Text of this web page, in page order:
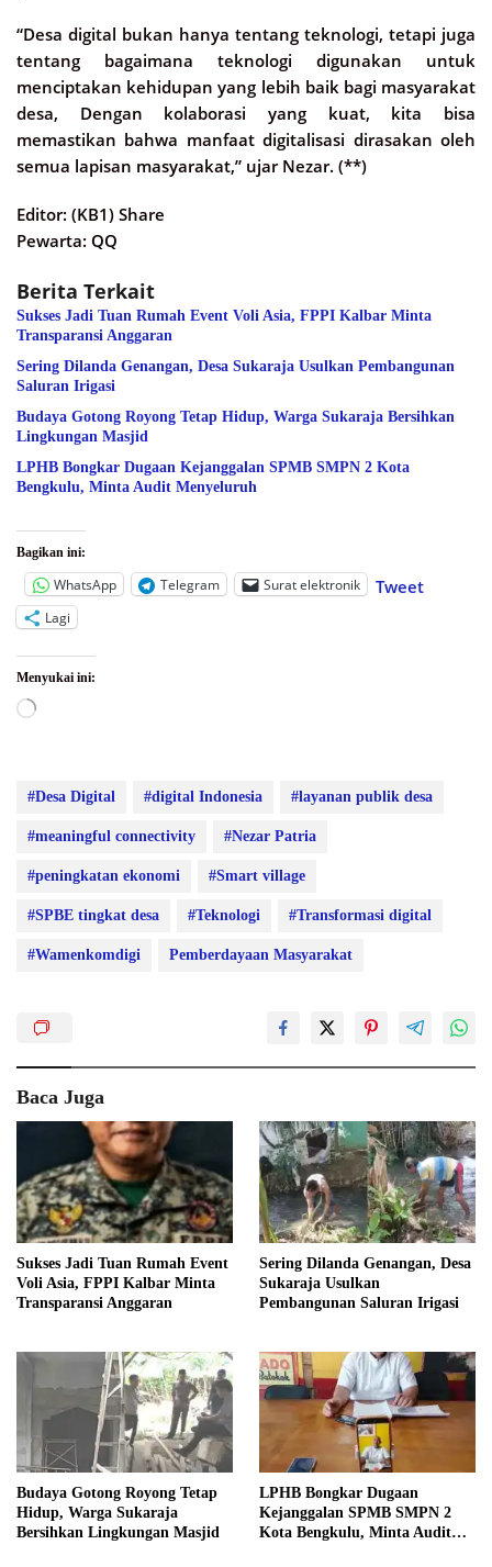
“Desa digital bukan hanya tentang teknologi, tetapi juga
tentang bagaimana teknologi digunakan untuk
menciptakan kehidupan yang lebih baik bagi masyarakat
desa, Dengan kolaborasi yang kuat, kita bisa
memastikan bahwa manfaat digitalisasi dirasakan oleh
semua lapisan masyarakat,” ujar Nezar. (**)
Editor: (KB1) Share
Pewarta: QQ
Berita Terkait
Sukses Jadi Tuan Rumah Event Voli Asia, FPPI Kalbar Minta
Transparansi Anggaran
Sering Dilanda Genangan, Desa Sukaraja Usulkan Pembangunan
Saluran Irigasi
Budaya Gotong Royong Tetap Hidup, Warga Sukaraja Bersihkan
Lingkungan Masjid
LPHB Bongkar Dugaan Kejanggalan SPMB SMPN 2 Kota
Bengkulu, Minta Audit Menyeluruh
Bagikan ini:
WhatsApp Telegram Surat elektronik Tweet
Lagi
Menyukai ini:
Memuat...
#Desa Digital #digital Indonesia #layanan publik desa
#meaningful connectivity #Nezar Patria
#peningkatan ekonomi #Smart village
#SPBE tingkat desa #Teknologi #Transformasi digital
#Wamenkomdigi Pemberdayaan Masyarakat
Baca Juga
Sukses Jadi Tuan Rumah Event
Voli Asia, FPPI Kalbar Minta
Transparansi Anggaran
Sering Dilanda Genangan, Desa
Sukaraja Usulkan
Pembangunan Saluran Irigasi
Budaya Gotong Royong Tetap
Hidup, Warga Sukaraja
Bersihkan Lingkungan Masjid
LPHB Bongkar Dugaan
Kejanggalan SPMB SMPN 2
Kota Bengkulu, Minta Audit